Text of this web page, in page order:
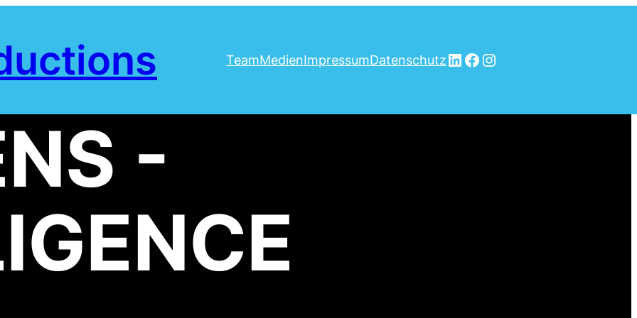
TeamMedienImpressumDatenschutzLinkedIn
Facebook
Instagram
-